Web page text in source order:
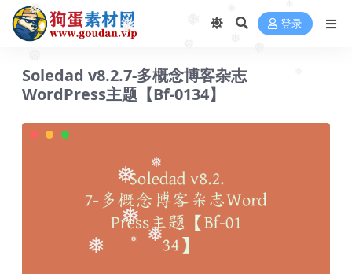
❅ ❅
❅
❅
❅
❅
❅
❅
❅ ❅ ❅
登录
Soledad v8.2.7-多概念博客杂志
WordPress主题【Bf-0134】